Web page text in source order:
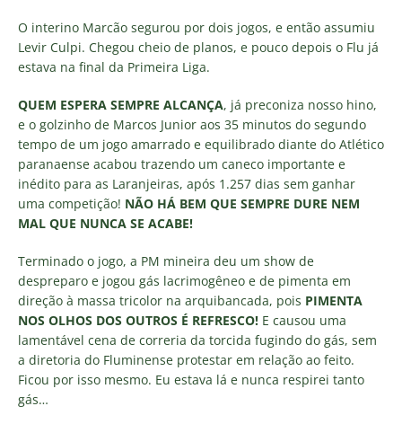
O interino Marcão segurou por dois jogos, e então assumiu
Levir Culpi. Chegou cheio de planos, e pouco depois o Flu já
estava na final da Primeira Liga.
QUEM ESPERA SEMPRE ALCANÇA, já preconiza nosso hino,
e o golzinho de Marcos Junior aos 35 minutos do segundo
tempo de um jogo amarrado e equilibrado diante do Atlético
paranaense acabou trazendo um caneco importante e
inédito para as Laranjeiras, após 1.257 dias sem ganhar
uma competição! NÃO HÁ BEM QUE SEMPRE DURE NEM
MAL QUE NUNCA SE ACABE!
Terminado o jogo, a PM mineira deu um show de
despreparo e jogou gás lacrimogêneo e de pimenta em
direção à massa tricolor na arquibancada, pois PIMENTA
NOS OLHOS DOS OUTROS É REFRESCO! E causou uma
lamentável cena de correria da torcida fugindo do gás, sem
a diretoria do Fluminense protestar em relação ao feito.
Ficou por isso mesmo. Eu estava lá e nunca respirei tanto
gás…